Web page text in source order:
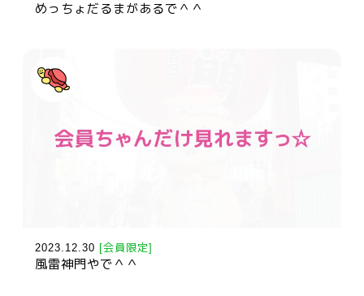
めっちょだるまがあるで＾＾
2023.12.30 [会員限定]
風雷神門やで＾＾